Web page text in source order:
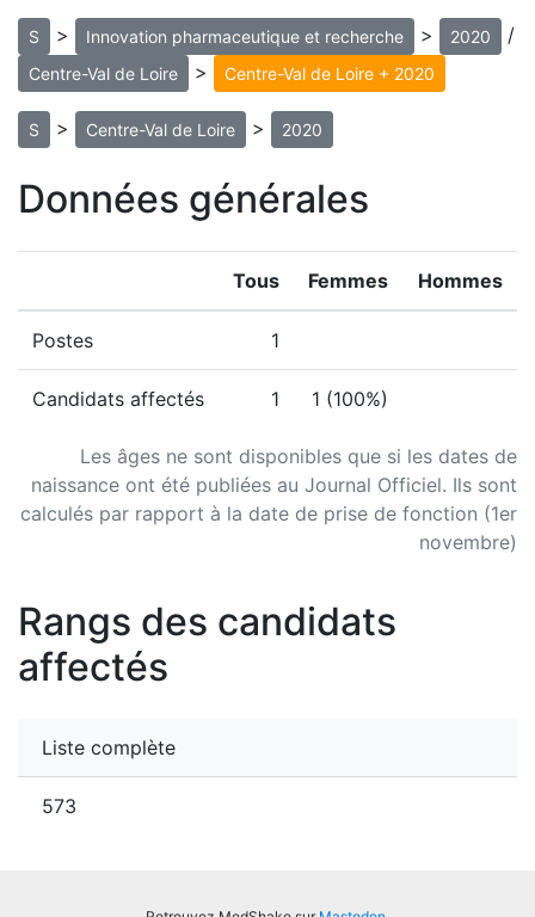
S > Innovation pharmaceutique et recherche > 2020 /
Centre-Val de Loire > Centre-Val de Loire + 2020
S > Centre-Val de Loire > 2020
Données générales
Les âges ne sont disponibles que si les dates de
naissance ont été publiées au Journal Officiel. Ils sont
calculés par rapport à la date de prise de fonction (1er
novembre)
Tous Femmes Hommes
Postes 1
Candidats affectés 1 1 (100%)
Rangs des candidats
affectés
Liste complète
573